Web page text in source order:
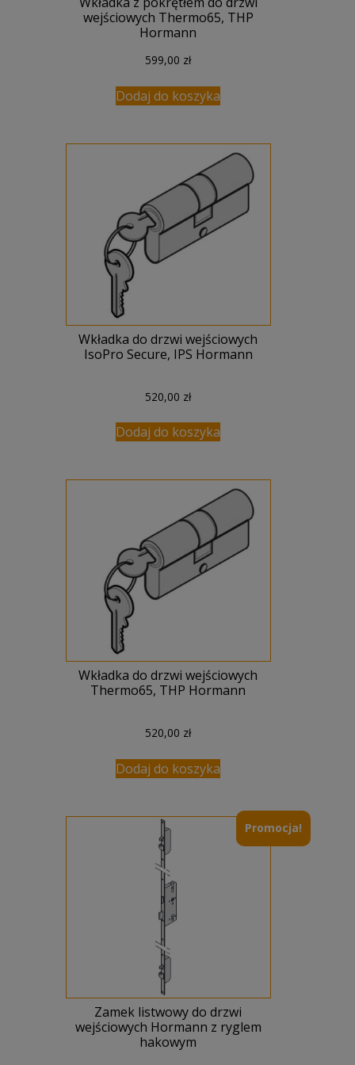
wejściowych Thermo65, THP
Hormann
599,00 zł
Dodaj do koszyka
Wkładka do drzwi wejściowych
IsoPro Secure, IPS Hormann
520,00 zł
Dodaj do koszyka
Wkładka do drzwi wejściowych
Thermo65, THP Hormann
520,00 zł
Dodaj do koszyka
Promocja!
Zamek listwowy do drzwi
wejściowych Hormann z ryglem
hakowym